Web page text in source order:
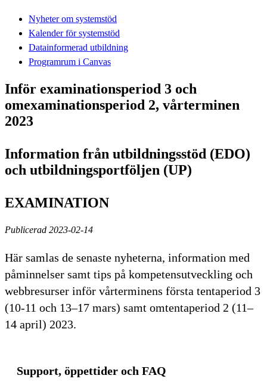
Nyheter om systemstöd
Kalender för systemstöd
Datainformerad utbildning
Programrum i Canvas
Inför examinationsperiod 3 och
omexaminationsperiod 2, vårterminen
2023
Information från utbildningsstöd (EDO)
och utbildningsportföljen (UP)
EXAMINATION
Publicerad 2023-02-14
Här samlas de senaste nyheterna, information med
påminnelser samt tips på kompetensutveckling och
webbresurser inför vårterminens första tentaperiod 3
(10-11 och 13–17 mars) samt omtentaperiod 2 (11–
14 april) 2023.
Support, öppettider och FAQ